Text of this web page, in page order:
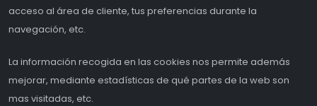
acceso al área de cliente, tus preferencias durante la
navegación, etc.
La información recogida en las cookies nos permite además
mejorar, mediante estadísticas de qué partes de la web son
mas visitadas, etc.